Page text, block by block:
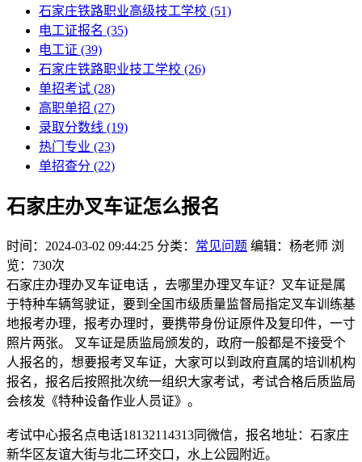
石家庄铁路职业高级技工学校​ (51)
电工证报名 (35)
电工证 (39)
石家庄铁路职业技工学校 (26)
单招考试 (28)
高职单招 (27)
录取分数线 (19)
热门专业 (23)
单招查分 (22)
石家庄办叉车证怎么报名
时间：2024-03-02 09:44:25 分类： 常见问题 编辑：杨老师 浏
览：730次
石家庄办理办叉车证电话 ，去哪里办理叉车证？叉车证是属
于特种车辆驾驶证，要到全国市级质量监督局指定叉车训练基
地报考办理，报考办理时，要携带身份证原件及复印件，一寸
照片两张。 叉车证是质监局颁发的，政府一般都是不接受个
人报名的，想要报考叉车证，大家可以到政府直属的培训机构
报名，报名后按照批次统一组织大家考试，考试合格后质监局
会核发《特种设备作业人员证》。
考试中心报名点电话18132114313同微信，报名地址：石家庄
新华区友谊大街与北二环交口，水上公园附近。